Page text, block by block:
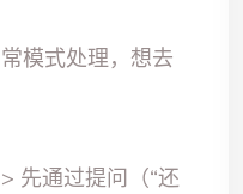
模式处理，想去
先通过提问（“还